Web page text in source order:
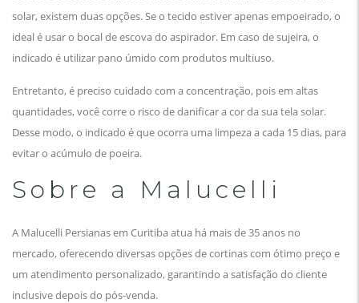
solar, existem duas opções. Se o tecido estiver apenas empoeirado, o
ideal é usar o bocal de escova do aspirador. Em caso de sujeira, o
indicado é utilizar pano úmido com produtos multiuso.
Entretanto, é preciso cuidado com a concentração, pois em altas
quantidades, você corre o risco de danificar a cor da sua tela solar.
Desse modo, o indicado é que ocorra uma limpeza a cada 15 dias, para
evitar o acúmulo de poeira.
Sobre a Malucelli
A Malucelli Persianas em Curitiba atua há mais de 35 anos no
mercado, oferecendo diversas opções de cortinas com ótimo preço e
um atendimento personalizado, garantindo a satisfação do cliente
inclusive depois do pós-venda.